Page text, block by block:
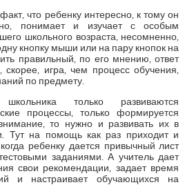
что ребенку интересно, к тому он
понимает и изучает с особым
школьного возраста, несомненно,
кнопку мыши или на пару кнопок на
правильный, по его мнению, ответ
игра, чем процесс обучения,
по предмету.
только развиваются
процессы, только формируется
то нужно и развивать их в
Тут на помощь как раз приходит и
ребенку дается привычный лист
заданиями. А учитель дает
свои рекомендации, задает время
и настраивает обучающихся на